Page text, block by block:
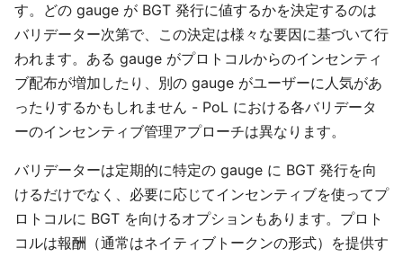
す。どの gauge が BGT 発行に値するかを決定するのは
バリデーター次第で、この決定は様々な要因に基づいて行
われます。ある gauge がプロトコルからのインセンティ
ブ配布が増加したり、別の gauge がユーザーに人気があ
ったりするかもしれません - PoL における各バリデータ
ーのインセンティブ管理アプローチは異なります。
バリデーターは定期的に特定の gauge に BGT 発行を向
けるだけでなく、必要に応じてインセンティブを使ってプ
ロトコルに BGT を向けるオプションもあります。プロト
コルは報酬（通常はネイティブトークンの形式）を提供す